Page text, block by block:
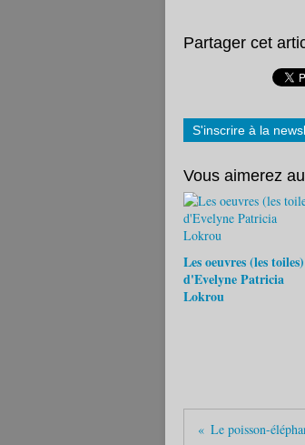
Partager cet
S'inscrire à la
Vous aimerez
Les oeuvres (les toiles)
d'Evelyne Patricia
Lokrou
Le poisson-